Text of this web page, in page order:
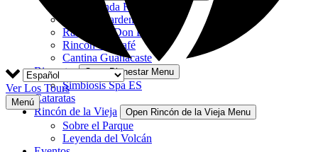
La Hacienda Restaurante
Nekajui Garden
Rancho de Don Elías
Rincón del Café
Cantina Guanacaste
Bienestar
Open Bienestar Menu
Simbiosis Spa ES
Cataratas
Rincón de la Vieja
Open Rincón de la Vieja Menu
Sobre el Parque
Leyenda del Volcán
Ver Los Tours
Menú